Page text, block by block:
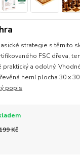
strategie s těmito
FSC dřeva,
praktický a odolný.
herní plocha 30 x
popis
Kč